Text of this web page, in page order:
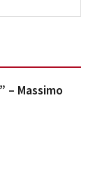
– Massimo